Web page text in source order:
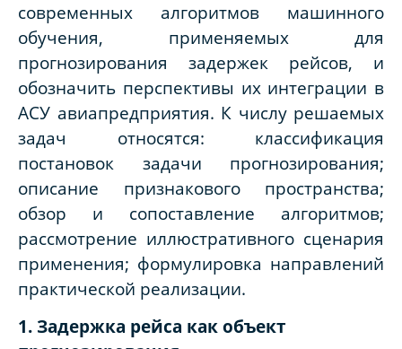
современных алгоритмов машинного
обучения, применяемых для
прогнозирования задержек рейсов, и
обозначить перспективы их интеграции в
АСУ авиапредприятия. К числу решаемых
задач относятся: классификация
постановок задачи прогнозирования;
описание признакового пространства;
обзор и сопоставление алгоритмов;
рассмотрение иллюстративного сценария
применения; формулировка направлений
практической реализации.
1. Задержка рейса как объект